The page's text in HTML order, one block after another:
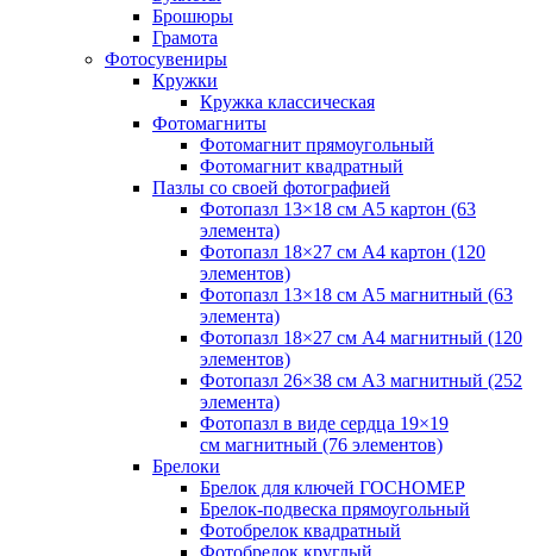
Брошюры
Грамота
Фотосувениры
Кружки
Кружка классическая
Фотомагниты
Фотомагнит прямоугольный
Фотомагнит квадратный
Пазлы со своей фотографией
Фотопазл 13×18 см А5 картон (63
элемента)
Фотопазл 18×27 см А4 картон (120
элементов)
Фотопазл 13×18 см А5 магнитный (63
элемента)
Фотопазл 18×27 см А4 магнитный (120
элементов)
Фотопазл 26×38 см А3 магнитный (252
элемента)
Фотопазл в виде сердца 19×19
см магнитный (76 элементов)
Брелоки
Брелок для ключей ГОСНОМЕР
Брелок-подвеска прямоугольный
Фотобрелок квадратный
Фотобрелок круглый